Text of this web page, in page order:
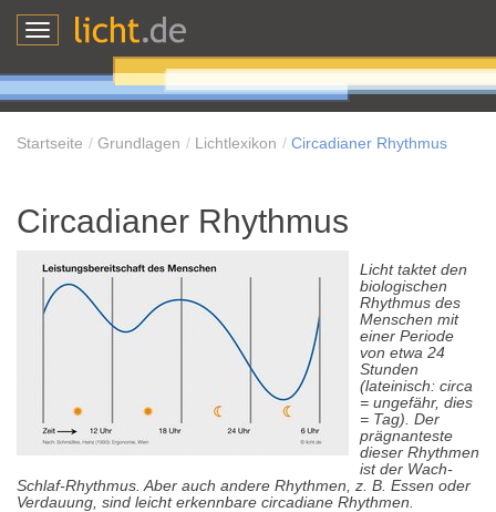
Toggle
Startseite Grundlagen Lichtlexikon Circadianer Rhythmus
Circadianer Rhythmus
Licht taktet den
biologischen
Rhythmus des
Menschen mit
einer Periode
von etwa 24
Stunden
(lateinisch: circa
= ungefähr, dies
= Tag). Der
prägnanteste
dieser Rhythmen
ist der Wach-
Schlaf-Rhythmus. Aber auch andere Rhythmen, z. B. Essen oder
Verdauung, sind leicht erkennbare circadiane Rhythmen.